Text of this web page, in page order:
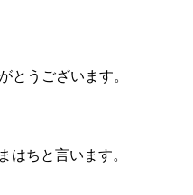
とうございます。
はちと言います。